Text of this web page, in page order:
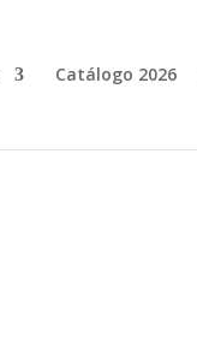
Catálogo 2026